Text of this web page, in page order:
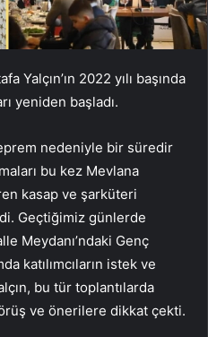
Yalçın’ın 2022 yılı başında
yeniden başladı.
nedeniyle bir süredir
bu kez Mevlana
kasap ve şarküteri
Geçtiğimiz günlerde
Meydanı’ndaki Genç
katılımcıların istek ve
bu tür toplantılarda
ve önerilere dikkat çekti.